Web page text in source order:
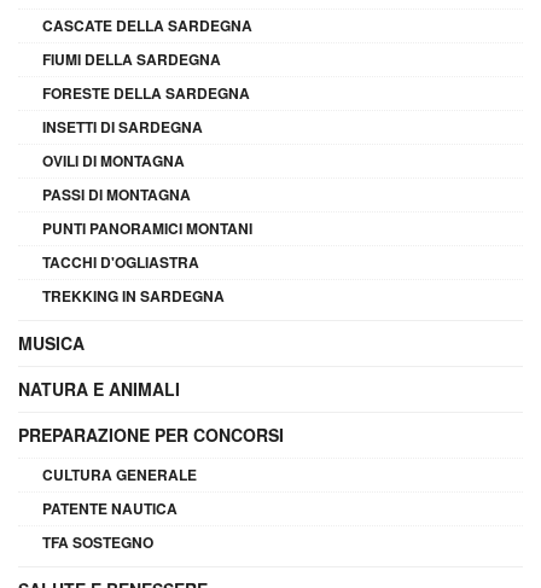
CASCATE DELLA SARDEGNA
FIUMI DELLA SARDEGNA
FORESTE DELLA SARDEGNA
INSETTI DI SARDEGNA
OVILI DI MONTAGNA
PASSI DI MONTAGNA
PUNTI PANORAMICI MONTANI
TACCHI D'OGLIASTRA
TREKKING IN SARDEGNA
MUSICA
NATURA E ANIMALI
PREPARAZIONE PER CONCORSI
CULTURA GENERALE
PATENTE NAUTICA
TFA SOSTEGNO